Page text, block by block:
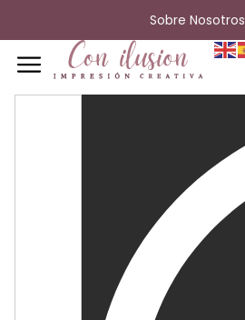
Sobre Nosotros